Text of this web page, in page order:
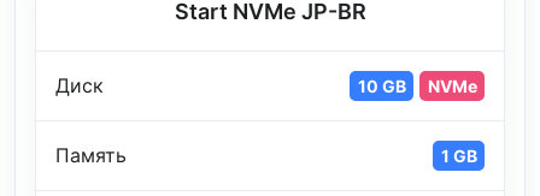
Start NVMe JP-BR
Диск 10 GB NVMe
Память 1 GB